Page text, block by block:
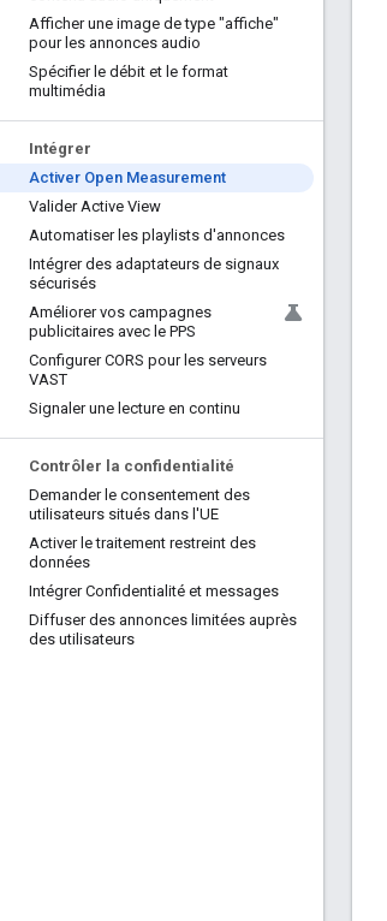
Afficher une image de type "affiche"
pour les annonces audio
Spécifier le débit et le format
multimédia
Intégrer
Activer Open Measurement
Valider Active View
Automatiser les playlists d'annonces
Intégrer des adaptateurs de signaux
sécurisés
Améliorer vos campagnes
publicitaires avec le PPS
Configurer CORS pour les serveurs
VAST
Signaler une lecture en continu
Contrôler la confidentialité
Demander le consentement des
utilisateurs situés dans l'UE
Activer le traitement restreint des
données
Intégrer Confidentialité et messages
Diffuser des annonces limitées auprès
des utilisateurs